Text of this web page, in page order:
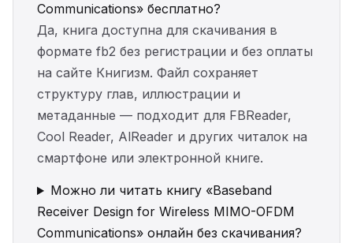
Communications» бесплатно?
Да, книга доступна для скачивания в
формате fb2 без регистрации и без оплаты
на сайте Книгизм. Файл сохраняет
структуру глав, иллюстрации и
метаданные — подходит для FBReader,
Cool Reader, AlReader и других читалок на
смартфоне или электронной книге.
Можно ли читать книгу «Baseband
Receiver Design for Wireless MIMO-OFDM
Communications» онлайн без скачивания?